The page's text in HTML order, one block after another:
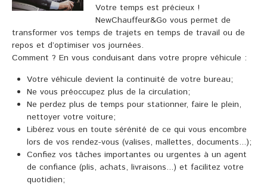
Votre temps est précieux !
NewChauffeur&Go vous permet de
transformer vos temps de trajets en temps de travail ou de
repos et d’optimiser vos journées.
Comment ? En vous conduisant dans votre propre véhicule :
Votre véhicule devient la continuité de votre bureau;
Ne vous préoccupez plus de la circulation;
Ne perdez plus de temps pour stationner, faire le plein,
nettoyer votre voiture;
Libérez vous en toute sérénité de ce qui vous encombre
lors de vos rendez-vous (valises, mallettes, documents...);
Confiez vos tâches importantes ou urgentes à un agent
de confiance (plis, achats, livraisons...) et facilitez votre
quotidien;